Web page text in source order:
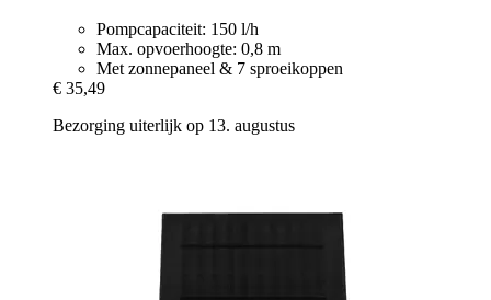
Pompcapaciteit: 150 l/h
Max. opvoerhoogte: 0,8 m
Met zonnepaneel & 7 sproeikoppen
€ 35,49
Bezorging uiterlijk op 13. augustus